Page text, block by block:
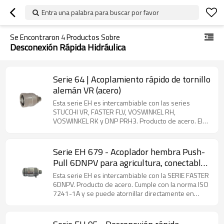
Entra una palabra para buscar por favor
Se Encontraron 4Productos Sobre
Desconexión Rápida Hidráulica
Serie 64 | Acoplamiento rápido de tornillo
alemán VR (acero)
Esta serie EH es intercambiable con las series
STUCCHI VR, FASTER FLV, VOSWINKEL RH,
VOSWINKEL RK y DNP PRH3. Producto de acero. El
roscadas, lo que permite un acoplamiento seguro
incluso con presión residual. Su robusta
construcción lo hace ideal para aplicaciones
exigentes, como la construcción móvil y la hidráulica
industrial.
Serie EH 679 - Acoplador hembra Push-
Pull 6DNPV para agricultura, conectable
con ambas mitades bajo presión residual.
(Acero)
Esta serie EH es intercambiable con la SERIE FASTER
6DNPV. Producto de acero. Cumple con la norma ISO
7241-1A y se puede atornillar directamente en
fuerza excesiva, como la tracción accidental de un